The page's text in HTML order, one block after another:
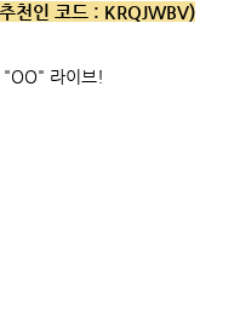
천인 코드 : KRQJWBV)
"OO" 라이브!